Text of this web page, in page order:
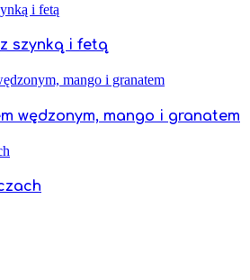
szynką i fetą
wędzonym, mango i granatem